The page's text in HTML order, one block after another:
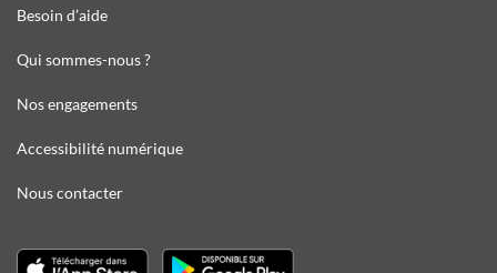
Besoin d’aide
Qui sommes-nous ?
Nos engagements
Accessibilité numérique
Nous contacter